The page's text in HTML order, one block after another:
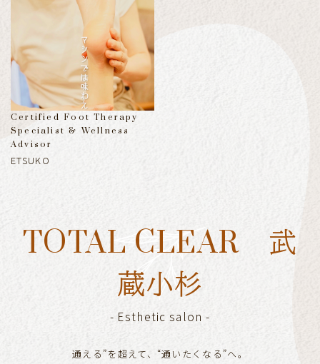
Certified Foot Therapy
Specialist & Wellness
Advisor
ETSUKO
TOTAL CLEAR 武
蔵小杉
- Esthetic salon -
通える”を超えて、“通いたくなる”へ。